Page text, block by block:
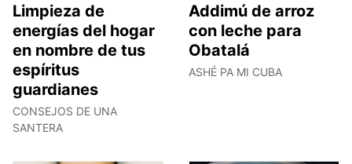
Limpieza de
energías del hogar
en nombre de tus
espíritus
guardianes
CONSEJOS DE UNA
SANTERA
Addimú de arroz
con leche para
Obatalá
ASHÉ PA MI CUBA